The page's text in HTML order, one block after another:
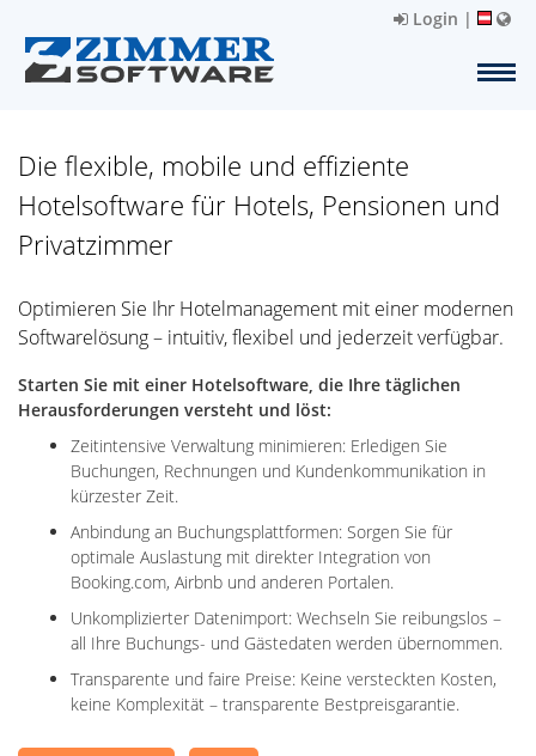
Login |
Die flexible, mobile und effiziente
Hotelsoftware für Hotels, Pensionen und
Privatzimmer
Optimieren Sie Ihr Hotelmanagement mit einer modernen
Softwarelösung – intuitiv, flexibel und jederzeit verfügbar.
Starten Sie mit einer Hotelsoftware, die Ihre täglichen
Herausforderungen versteht und löst:
Zeitintensive Verwaltung minimieren: Erledigen Sie
Buchungen, Rechnungen und Kundenkommunikation in
kürzester Zeit.
Anbindung an Buchungsplattformen: Sorgen Sie für
optimale Auslastung mit direkter Integration von
Booking.com, Airbnb und anderen Portalen.
Unkomplizierter Datenimport: Wechseln Sie reibungslos –
all Ihre Buchungs- und Gästedaten werden übernommen.
Transparente und faire Preise: Keine versteckten Kosten,
keine Komplexität – transparente Bestpreisgarantie.